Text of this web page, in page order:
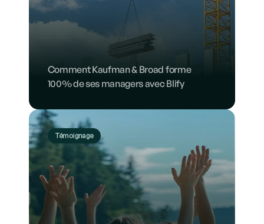
Comment Kaufman & Broad forme
100% de ses managers avec Blify
Témoignage